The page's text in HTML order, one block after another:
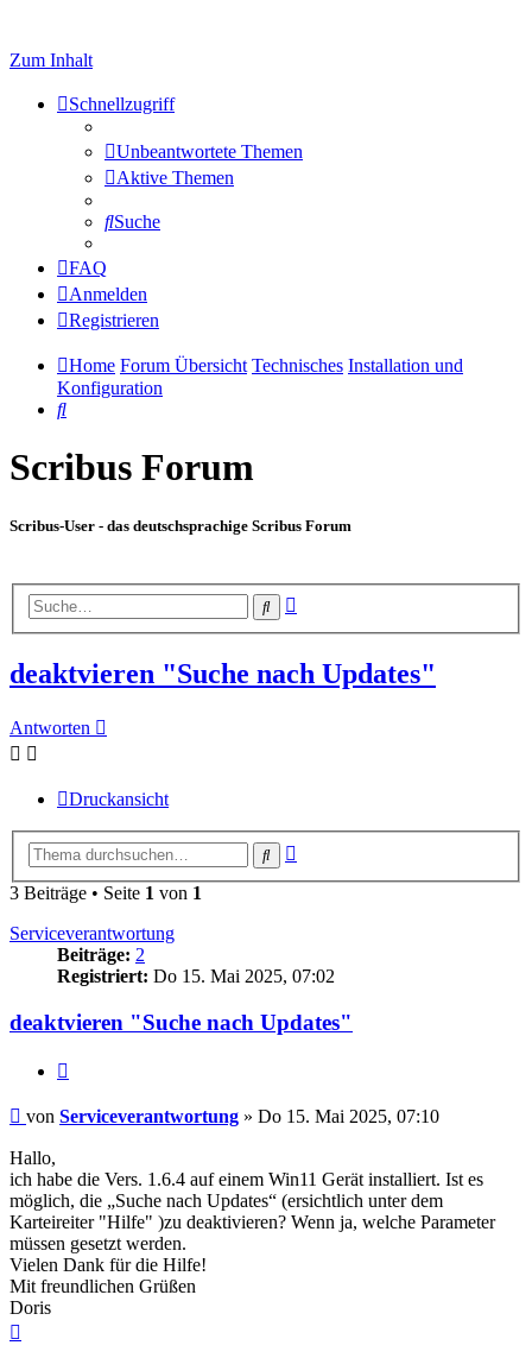
Zum Inhalt
Schnellzugriff
Unbeantwortete Themen
Aktive Themen
Suche
FAQ
Anmelden
Registrieren
Home Forum Übersicht Technisches Installation und
Konfiguration
Suche
Scribus Forum
Scribus-User - das deutschsprachige Scribus Forum
Suche
deaktvieren "Suche nach Updates"
Antworten
Druckansicht
Suche
3 Beiträge • Seite 1 von 1
Serviceverantwortung
Beiträge: 2
Registriert: Do 15. Mai 2025, 07:02
deaktvieren "Suche nach Updates"
Beitrag
von Serviceverantwortung » Do 15. Mai 2025, 07:10
Hallo,
ich habe die Vers. 1.6.4 auf einem Win11 Gerät installiert. Ist es
möglich, die „Suche nach Updates“ (ersichtlich unter dem
Karteireiter "Hilfe" )zu deaktivieren? Wenn ja, welche Parameter
müssen gesetzt werden.
Vielen Dank für die Hilfe!
Mit freundlichen Grüßen
Doris